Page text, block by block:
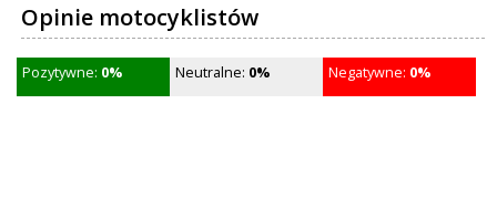
Opinie motocyklistów
Pozytywne: 0% Neutralne: 0% Negatywne: 0%